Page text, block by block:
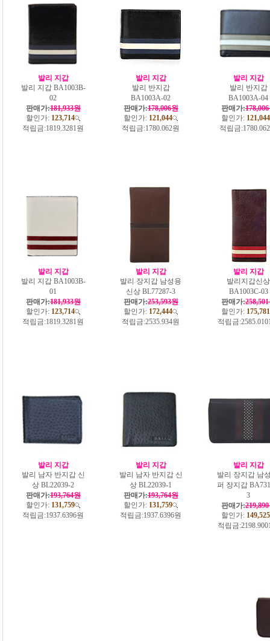
발리 지갑
발리 지갑 BA1003B-
02
판매가:181,933원
할인가: 123,714
적립금:1819.3281원
발리 지갑
발리 반지갑
BA1003A-02
판매가:178,006원
할인가: 121,044
적립금:1780.062원
발리 지갑
발리 반지갑
BA1003A-04
판매가:
할인가: 121,044
적립금:
발리 지갑
발리 지갑 BA1003B-
01
판매가:181,933원
할인가: 123,714
적립금:1819.3281원
발리 지갑
발리 장지갑 남성용
신상 BL77287-3
판매가:253,593원
할인가: 172,444
적립금:2535.934원
발리 지갑
발리지갑신상
BA1003C-03
판매가:
할인가: 175,781
적립금:
발리 지갑
발리 남자 반지갑 신
상 BL22039-2
판매가:193,764원
할인가: 131,759
적립금:1937.6396원
발리 지갑
발리 남자 반지갑 신
상 BL22039-1
판매가:193,764원
할인가: 131,759
적립금:1937.6396원
발리 지갑
발리 장지갑 남
퍼 장지갑
3
판매가:
할인가: 149,525
적립금: